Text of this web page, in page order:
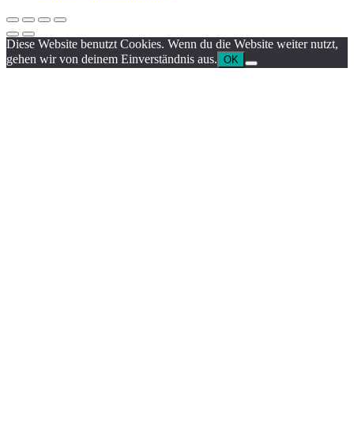
Diese Website benutzt Cookies. Wenn du die Website weiter nutzt,
gehen wir von deinem Einverständnis aus. OK